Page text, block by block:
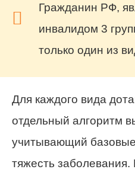
Гражданин РФ,
инвалидом 3
только один из
Для каждого вида
отдельный алгоритм
учитывающий
тяжесть заболевания.